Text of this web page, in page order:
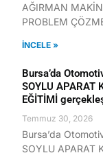
AĞIRMAN
PROBLEM
İNCELE »
Bursa’da
SOYLU APARAT
EĞİTİMİ
Temmuz 30, 2026
Bursa’da
SOYLU APARAT